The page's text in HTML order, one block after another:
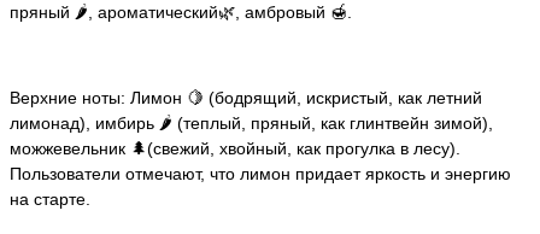
пряный 🌶️, ароматический🌿, амбровый 🍯.
Верхние ноты: Лимон 🍋 (бодрящий, искристый, как летний
лимонад), имбирь 🌶️ (теплый, пряный, как глинтвейн зимой),
можжевельник 🌲(свежий, хвойный, как прогулка в лесу).
Пользователи отмечают, что лимон придает яркость и энергию
на старте.